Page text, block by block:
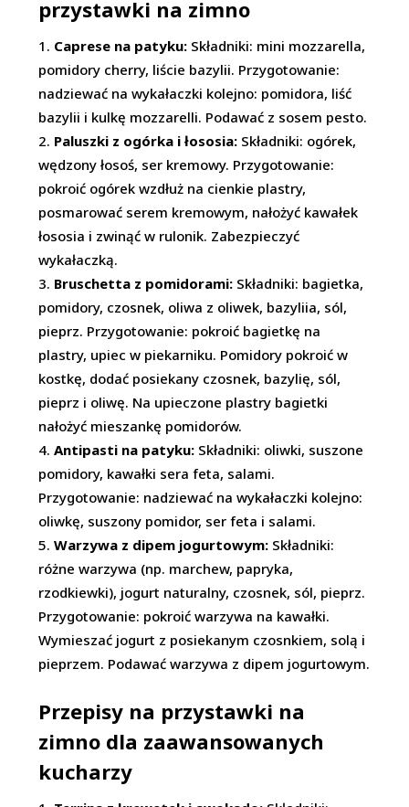
przystawki na zimno
Caprese na patyku: Składniki: mini mozzarella,
pomidory cherry, liście bazylii. Przygotowanie:
nadziewać na wykałaczki kolejno: pomidora, liść
bazylii i kulkę mozzarelli. Podawać z sosem pesto.
Paluszki z ogórka i łososia: Składniki: ogórek,
wędzony łosoś, ser kremowy. Przygotowanie:
pokroić ogórek wzdłuż na cienkie plastry,
posmarować serem kremowym, nałożyć kawałek
łososia i zwinąć w rulonik. Zabezpieczyć
wykałaczką.
Bruschetta z pomidorami: Składniki: bagietka,
pomidory, czosnek, oliwa z oliwek, bazyliia, sól,
pieprz. Przygotowanie: pokroić bagietkę na
plastry, upiec w piekarniku. Pomidory pokroić w
kostkę, dodać posiekany czosnek, bazylię, sól,
pieprz i oliwę. Na upieczone plastry bagietki
nałożyć mieszankę pomidorów.
Antipasti na patyku: Składniki: oliwki, suszone
pomidory, kawałki sera feta, salami.
Przygotowanie: nadziewać na wykałaczki kolejno:
oliwkę, suszony pomidor, ser feta i salami.
Warzywa z dipem jogurtowym: Składniki:
różne warzywa (np. marchew, papryka,
rzodkiewki), jogurt naturalny, czosnek, sól, pieprz.
Przygotowanie: pokroić warzywa na kawałki.
Wymieszać jogurt z posiekanym czosnkiem, solą i
pieprzem. Podawać warzywa z dipem jogurtowym.
Przepisy na przystawki na
zimno dla zaawansowanych
kucharzy